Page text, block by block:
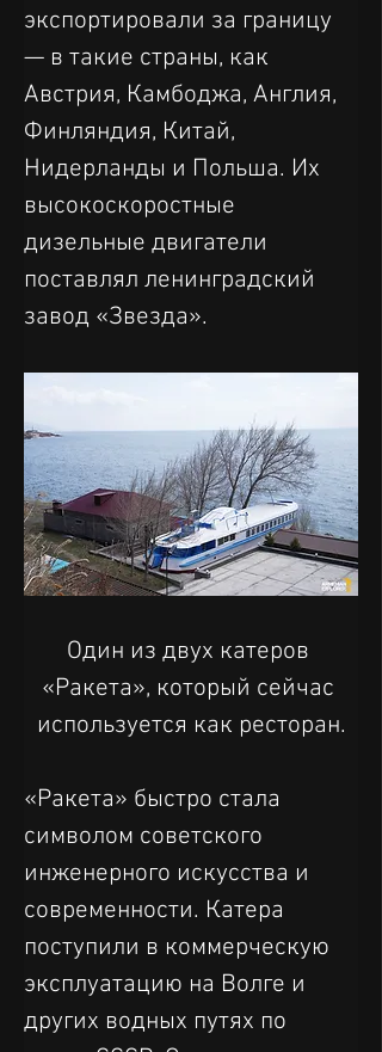
экспортировали за границу
— в такие страны, как
Австрия, Камбоджа, Англия,
Финляндия, Китай,
Нидерланды и Польша. Их
высокоскоростные
дизельные двигатели
поставлял ленинградский
завод «Звезда».
Один из двух катеров
«Ракета», который сейчас
используется как ресторан.
«Ракета» быстро стала
символом советского
инженерного искусства и
современности. Катера
поступили в коммерческую
эксплуатацию на Волге и
других водных путях по